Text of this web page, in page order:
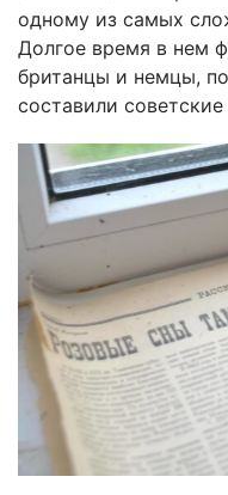
одному из самых
Долгое время в нем
британцы и немцы,
составили